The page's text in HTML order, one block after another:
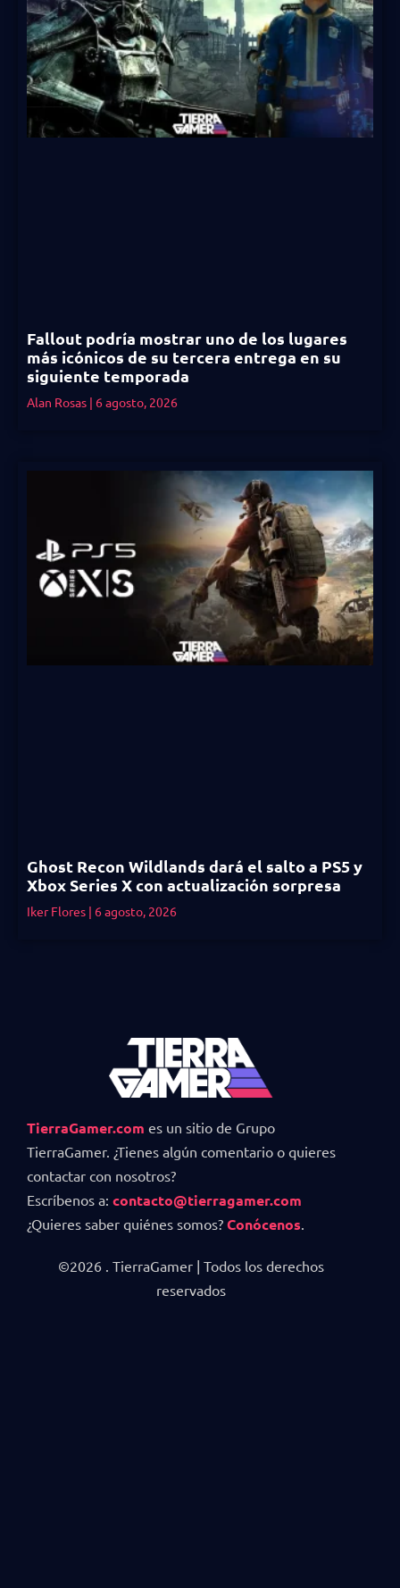
Fallout podría mostrar uno de los lugares
más icónicos de su tercera entrega en su
siguiente temporada
Alan Rosas 6 agosto, 2026
Ghost Recon Wildlands dará el salto a PS5 y
Xbox Series X con actualización sorpresa
Iker Flores 6 agosto, 2026
TierraGamer.com es un sitio de Grupo
TierraGamer. ¿Tienes algún comentario o quieres
contactar con nosotros?
Escríbenos a: contacto@tierragamer.com
¿Quieres saber quiénes somos? Conócenos
©2026 . TierraGamer | Todos los derechos
reservados